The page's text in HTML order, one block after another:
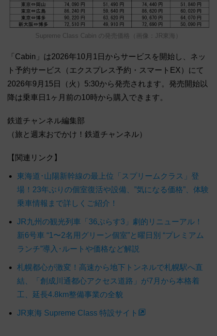
Supreme Class Cabin の発売価格（画像：JR東海）
「Cabin」は2026年10月1日からサービスを開始し、ネッ
ト予約サービス（エクスプレス予約・スマートEX）にて
2026年9月15日（火）5:30から発売されます。発売開始以
降は乗車日1ヶ月前の10時から購入できます。
鉄道チャンネル編集部
（旅と週末おでかけ！鉄道チャンネル）
【関連リンク】
東海道･山陽新幹線の最上位「スプリームクラス」登
場！23年ぶりの個室復活や設備、”気になる価格”、体験
乗車情報まで詳しくご紹介！
JR九州の観光列車「36ぷらす3」劇的リニューアル！
新6号車 “1〜2名用グリーン個室”と曜日別 “プレミアム
ランチ”導入･ルートや価格など解説
札幌都心が激変！高速から地下トンネルで札幌駅へ直
結、「創成川通都心アクセス道路」が7月から本格着
工、延長4.8km整備事業の全貌
JR東海 Supreme Class 特設サイト